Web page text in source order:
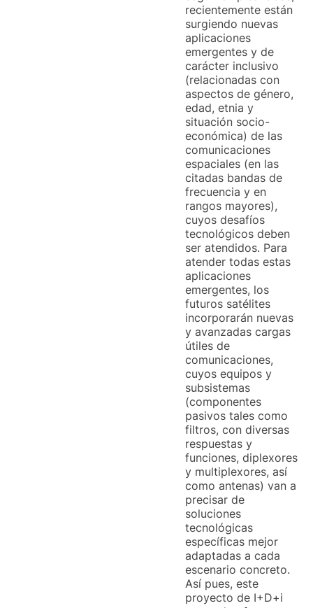
recientemente están
surgiendo nuevas
aplicaciones
emergentes y de
carácter inclusivo
(relacionadas con
aspectos de género,
edad, etnia y
situación socio-
económica) de las
comunicaciones
espaciales (en las
citadas bandas de
frecuencia y en
rangos mayores),
cuyos desafíos
tecnológicos deben
ser atendidos. Para
atender todas estas
aplicaciones
emergentes, los
futuros satélites
incorporarán nuevas
y avanzadas cargas
útiles de
comunicaciones,
cuyos equipos y
subsistemas
(componentes
pasivos tales como
filtros, con diversas
respuestas y
funciones, diplexores
y multiplexores, así
como antenas) van a
precisar de
soluciones
tecnológicas
específicas mejor
adaptadas a cada
escenario concreto.
Así pues, este
proyecto de I+D+i